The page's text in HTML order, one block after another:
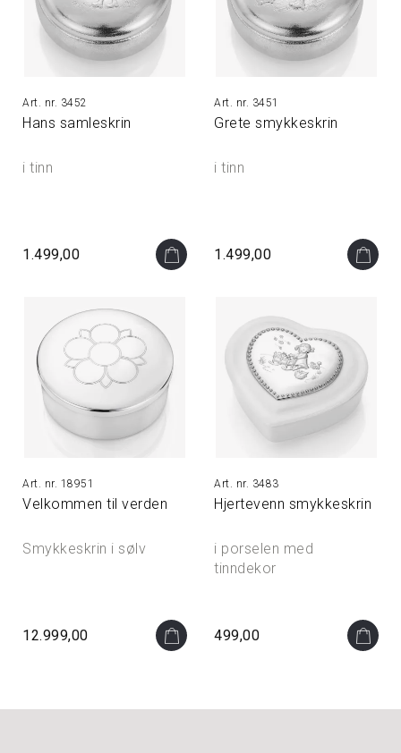
3452
Hans samleskrin
i tinn
1.499,00
3451
Grete smykkeskrin
i tinn
1.499,00
18951
Velkommen til verden
Smykkeskrin i sølv
12.999,00
3483
Hjertevenn smykkeskrin
i porselen med
tinndekor
499,00